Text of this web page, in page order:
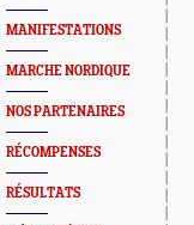
MANIFESTATIONS
MARCHE NORDIQUE
NOS PARTENAIRES
RÉCOMPENSES
RÉSULTATS